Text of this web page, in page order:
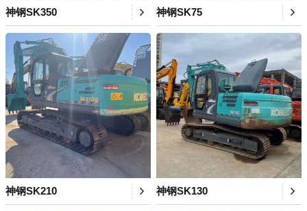
神钢SK350 神钢SK75
神钢SK210 神钢SK130